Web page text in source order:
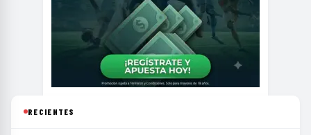
RECIENTES